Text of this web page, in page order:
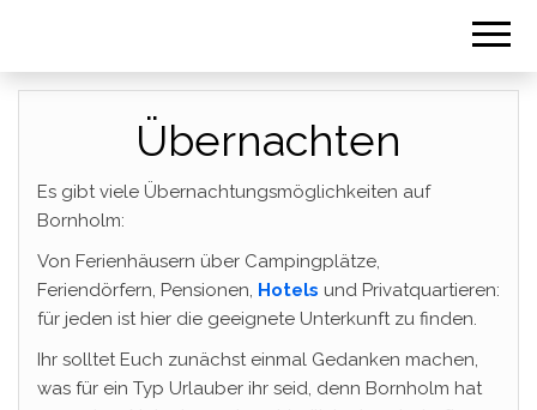
Übernachten
Es gibt viele Übernachtungsmöglichkeiten auf
Bornholm:
Von Ferienhäusern über Campingplätze,
Feriendörfern, Pensionen, Hotels und Privatquartieren:
für jeden ist hier die geeignete Unterkunft zu finden.
Ihr solltet Euch zunächst einmal Gedanken machen,
was für ein Typ Urlauber ihr seid, denn Bornholm hat